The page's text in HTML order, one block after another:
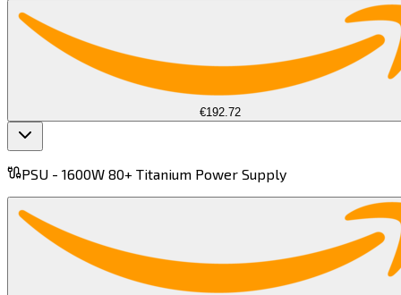
€192.72
PSU - 1600W 80+ Titanium Power Supply​​​​‌ ‍ ​‍​‍‌‍ ‌ ​‍‌‍‍‌‌‍‌ ‌‍‍‌‌‍ ‍​‍​‍​ ‍‍​‍​‍‌ ​ ‌‍​‌‌‍ ‍‌‍‍‌‌ ‌​‌ ‍‌​‍ ‍‌‍‍‌‌‍ ​‍​‍​‍ ​​‍​‍‌‍‍​‌ ​‍‌‍‌‌‌‍‌‍​‍​‍​ ‍‍​‍​‍​‍ ‌‍​‌‌‍‌​‌‍ ‌‌‍‍‌‌‍ ‍​‍ ‌‍‍‌‌‍ ‍‌ ‌​‌‍‌‌‌‍ ‍‌ ‌​​‍ ‌‍‌‌‌‍‌​‌‍‍‌‌ ‌​​‍ ‌‍ ‌‌‍ ‌‍‌​‌‍‌‌​ ‌‌ ​​‌ ​‍‌‍‌‌‌ ​ ‌‍‌‌‌‍ ‍‌ ‌​‌‍​‌‌ ‌​‌‍‍‌‌‍ ‌‍ ‍​ ‍ ‌‍‍‌‌‍‌​​ ‌‌‍‌​​ ​‌​ ‍​​ ​ ​ ‍​​ ​‌‌‍​‍​ ‌​​‍ ‌​ ‌​‌‍‌​​ ​​​ ‍​​‍ ‌​ ‌​​ ‌ ​ ​ ​ ‌ ​‍ ‌​ ‍‌​ ‌​‌‍‌‍‌‍‌​​‍ ‌‌‍‌‍​ ‌​​ ​​‌‍‌‌​ ​‍​ ​ ​ ​‌​ ‌‌‌‍‌‌‌‍​ ​ ​‍‌‍‌‌​ ‍ ‌ ‌​‌ ‍‌‌ ​​‌‍‌‌​ ‌‌‌​​‌‌​ ‌‌‌‌​ ‍ ‌ ​​‌‍​‌‌ ‌​‌‍‍​​ ‌‌‍ ‍‌‍​‌‌‍ ‌‌‍‌‌​ ‌‍​‍‌‍​‌‌ ​ ‌‍‌‌‌‌‌‌‌ ​‍‌‍ ​​ ‌​‍‌‌​ ​‍‌​‌‍‌‍​‌‌‍‌​‌‍ ‌‌‍‍‌‌‍ ‍​‍‌‍‌‍‍‌‌‍‌​​ ‌‌‍‌​​ ​‌​ ‍​​ ​ ​ ‍​​ ​‌‌‍​‍​ ‌​​‍ ‌​ ‌​‌‍‌​​ ​​​ ‍​​‍ ‌​ ‌​​ ‌ ​ ​ ​ ‌ ​‍ ‌​ ‍‌​ ‌​‌‍‌‍‌‍‌​​‍ ‌‌‍‌‍​ ‌​​ ​​‌‍‌‌​ ​‍​ ​ ​ ​‌​ ‌‌‌‍‌‌‌‍​ ​ ​‍‌‍‌‌​‍‌‍‌ ‌​‌ ‍‌‌ ​​‌‍‌‌​ ‌‌‌​​‌‌​ ‌‌‌‌​‍‌‍‌ ​​‌‍​‌‌ ‌​‌‍‍​​ ‌‌‍ ‍‌‍​‌‌‍ ‌‌‍‌‌​‍‌‍‌ ​​‌‍‌‌‌ ​‍‌ ​ ‌ ​​‌‍‌‌‌‍​ ‌ ‌​‌‍‍‌‌ ‌‍‌‍‌‌​ ‌‌ ​​‌ ‌‌‌‍​‍‌‍ ​‌‍‍‌‌ ​ ‌‍‍​‌‍‌‌‌‍‌​​‍​‍‌ ‌